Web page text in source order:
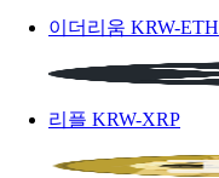
이더리움 KRW-ETH
리플 KRW-XRP